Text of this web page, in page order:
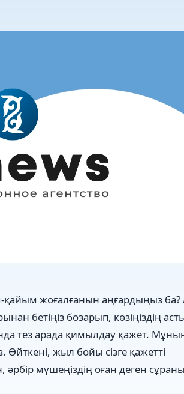
қайым жоғалғанын аңғардыңыз
бетіңіз бозарып, көзіңіздің
тез арада қимылдау қажет.
жыл бойы сізге қажетті
әрбір мүшеңіздің оған деген